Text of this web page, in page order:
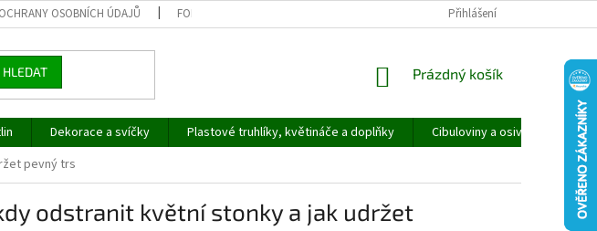
OSOBNÍCH ÚDAJŮ FORMULÁŘ PRO UPLATNĚNÍ REKLAMACE REKLAMAČNÍ ŘÁD
Přihlášení
HLEDAT
NÁKUPNÍ
Prázdný košík
Dekorace a svíčky Plastové truhlíky, květináče a doplňky Cibuloviny a osivo
pevný trs
odstranit květní stonky a jak udržet